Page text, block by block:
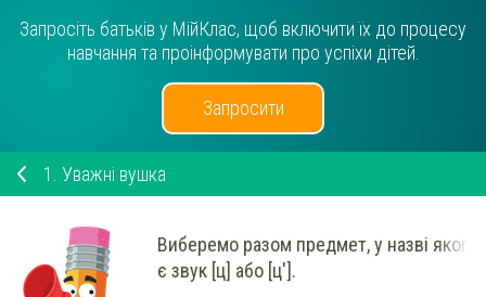
Запросіть батьків у МійКлас, щоб включити їх до процесу
навчання та проінформувати про успіхи дітей.
Запросити
1. Уважні вушка
Виберемо разом предмет, у назві якого
є звук [ц] або [ц'].